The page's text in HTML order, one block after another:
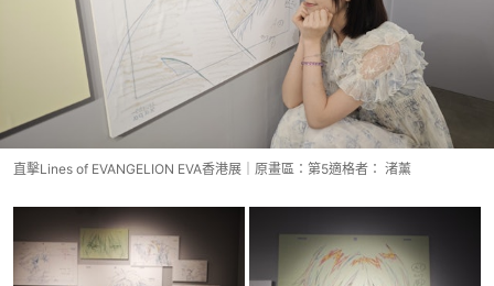
直擊Lines of EVANGELION EVA香港展｜原畫區：第5適格者： 渚薰